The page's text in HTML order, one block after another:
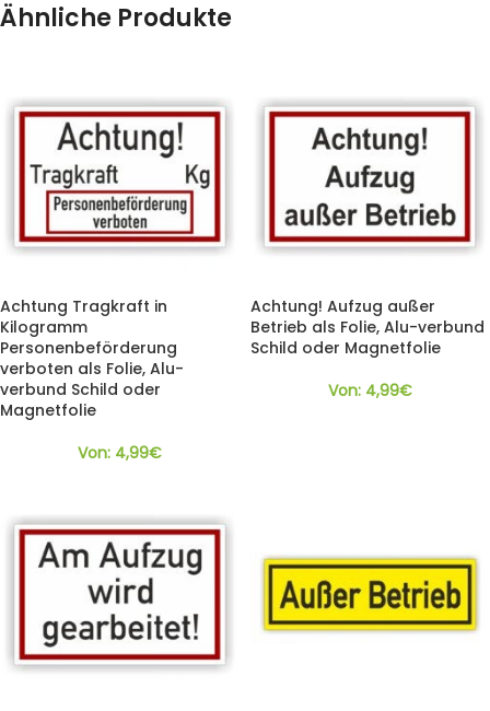
Ähnliche Produkte
Achtung Tragkraft in
Kilogramm
Personenbeförderung
verboten als Folie, Alu-
verbund Schild oder
Magnetfolie
Von: 4,99€
Achtung! Aufzug außer
Betrieb als Folie, Alu-verbund
Schild oder Magnetfolie
Von: 4,99€